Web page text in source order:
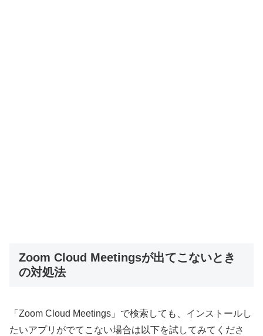
Zoom Cloud Meetingsが出てこないとき
の対処法
「Zoom Cloud Meetings」で検索しても、インストールし
たいアプリがでてこない場合は以下を試してみてくださ